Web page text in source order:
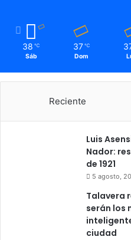
38 ℃
Sáb
37 ℃
Dom
Reciente
Luis
Nador:
de 1921
5 agosto,
Talavera
serán los
ciudad